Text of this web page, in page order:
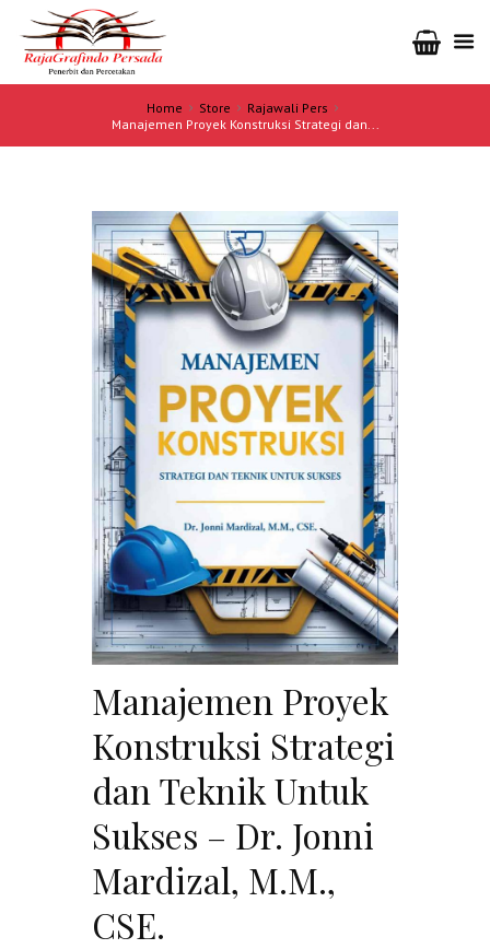
Home Store
Rajawali Pers
Manajemen Proyek Konstruksi Strategi dan...
Manajemen Proyek
Konstruksi Strategi
dan Teknik Untuk
Sukses – Dr. Jonni
Mardizal, M.M.,
CSE.